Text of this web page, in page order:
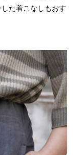
た着こなしもおす